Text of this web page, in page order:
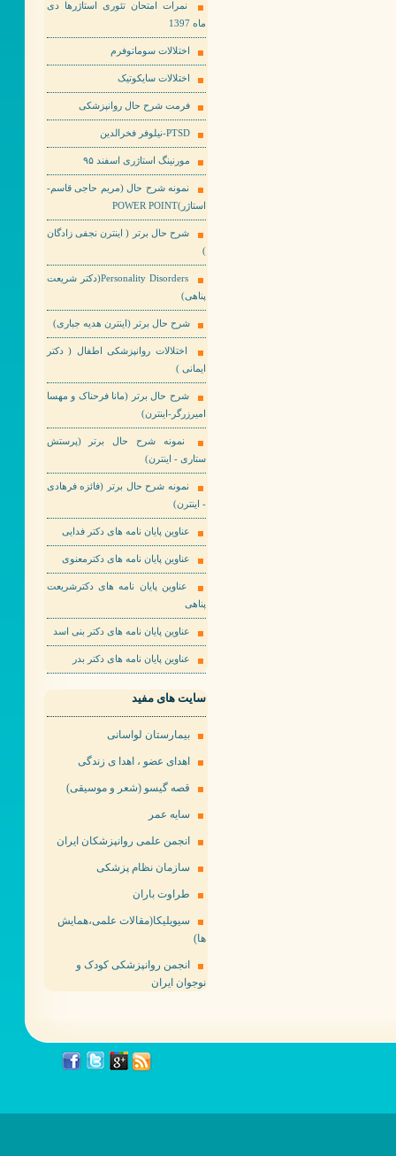
نمرات امتحان تئوری استاژرها دی
ماه 1397
اختلالات سوماتوفرم
اختلالات سایکوتیک
فرمت شرح حال روانپزشکی
PTSD-نیلوفر فخرالدین
مورنینگ استاژری اسفند ۹۵
نمونه شرح حال (مریم حاجی قاسم-
استاژر)POWER POINT
شرح حال برتر ( اینترن نجفی زادگان
)
Personality Disorders(دکتر شریعت
پناهی)
شرح حال برتر (اینترن هدیه جباری)
اختلالات روانپزشکی اطفال ( دکتر
ایمانی )
شرح حال برتر (مانا فرحناک و مهسا
امیرزرگر-اینترن)
نمونه شرح حال برتر (پرستش
ستاری - اینترن)
نمونه شرح حال برتر (فائزه فرهادی
- اینترن)
عناوین پایان نامه های دکتر فدایی
عناوین پایان نامه های دکترمعنوی
عناوین پایان نامه های دکترشریعت
پناهی
عناوین پایان نامه های دکتر بنی اسد
عناوین پایان نامه های دکتر بدر
سایت های مفید
بیمارستان لواسانی
اهدای عضو ، اهدا ی زندگی
قصه گیسو (شعر و موسیقی)
سایه عمر
انجمن علمی روانپزشکان ایران
سازمان نظام پزشکی
طراوت باران
سیویلیکا(مقالات علمی،همایش
ها)
انجمن روانپزشکی کودک و
نوجوان ایران